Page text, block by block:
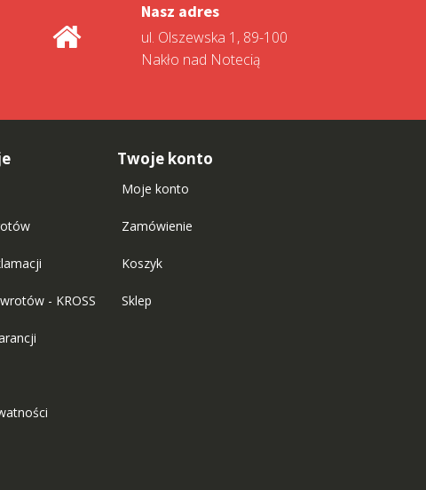
Nasz adres
ul. Olszewska 1, 89-100
Nakło nad Notecią
- KROSS
Twoje konto
Moje konto
Zamówienie
Koszyk
Sklep